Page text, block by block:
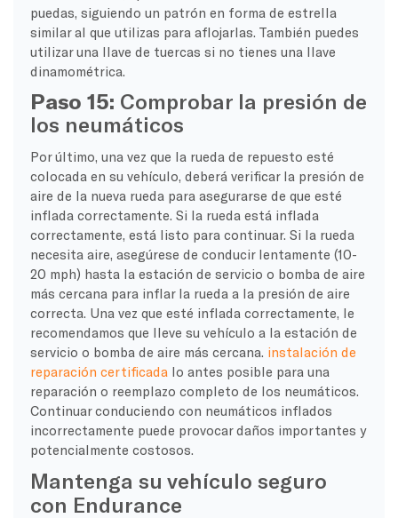
puedas, siguiendo un patrón en forma de estrella
similar al que utilizas para aflojarlas. También puedes
utilizar una llave de tuercas si no tienes una llave
dinamométrica.
Paso 15: Comprobar la presión de
los neumáticos
Por último, una vez que la rueda de repuesto esté
colocada en su vehículo, deberá verificar la presión de
aire de la nueva rueda para asegurarse de que esté
inflada correctamente. Si la rueda está inflada
correctamente, está listo para continuar. Si la rueda
necesita aire, asegúrese de conducir lentamente (10-
20 mph) hasta la estación de servicio o bomba de aire
más cercana para inflar la rueda a la presión de aire
correcta. Una vez que esté inflada correctamente, le
recomendamos que lleve su vehículo a la estación de
servicio o bomba de aire más cercana. instalación de
reparación certificada lo antes posible para una
reparación o reemplazo completo de los neumáticos.
Continuar conduciendo con neumáticos inflados
incorrectamente puede provocar daños importantes y
potencialmente costosos.
Mantenga su vehículo seguro
con Endurance